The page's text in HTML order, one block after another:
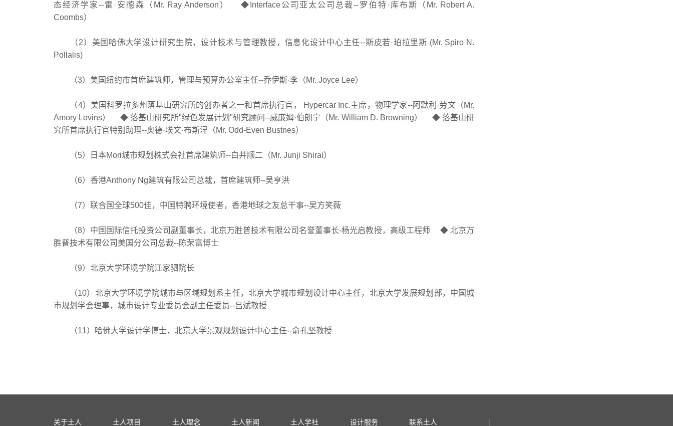
态经济学家--雷·安德森（Mr. Ray Anderson） ◆Interface公司亚太公司总裁--罗伯特·库布斯（Mr. Robert A.
Coombs）
（2）美国哈佛大学设计研究生院，设计技术与管理教授，信息化设计中心主任--斯皮若·珀拉里斯 (Mr. Spiro N.
Pollalis)
（3）美国纽约市首席建筑师，管理与预算办公室主任--乔伊斯·李（Mr. Joyce Lee）
（4）美国科罗拉多州落基山研究所的创办者之一和首席执行官， Hypercar Inc.主席，物理学家--阿默利·劳文（Mr.
Amory Lovins） ◆ 落基山研究所"绿色发展计划"研究顾问--威廉姆·伯朗宁（Mr. William D. Browning） ◆ 落基山研
究所首席执行官特别助理--奥德·埃文·布斯涅（Mr. Odd-Even Bustnes）
（5）日本Mori城市规划株式会社首席建筑师--白井顺二（Mr. Junji Shirai）
（6）香港Anthony Ng建筑有限公司总裁，首席建筑师--吴亨洪
（7）联合国全球500佳，中国特聘环境使者，香港地球之友总干事--吴方笑薇
（8）中国国际信托投资公司副董事长，北京万胜普技术有限公司名誉董事长-杨光启教授，高级工程师 ◆ 北京万
胜普技术有限公司美国分公司总裁--陈荣富博士
（9）北京大学环境学院江家驷院长
（10）北京大学环境学院城市与区域规划系主任，北京大学城市规划设计中心主任，北京大学发展规划部，中国城
市规划学会理事，城市设计专业委员会副主任委员--吕斌教授
（11）哈佛大学设计学博士，北京大学景观规划设计中心主任--俞孔坚教授
关于土人 土人项目 土人理念 土人新闻 土人学社 设计服务 联系土人